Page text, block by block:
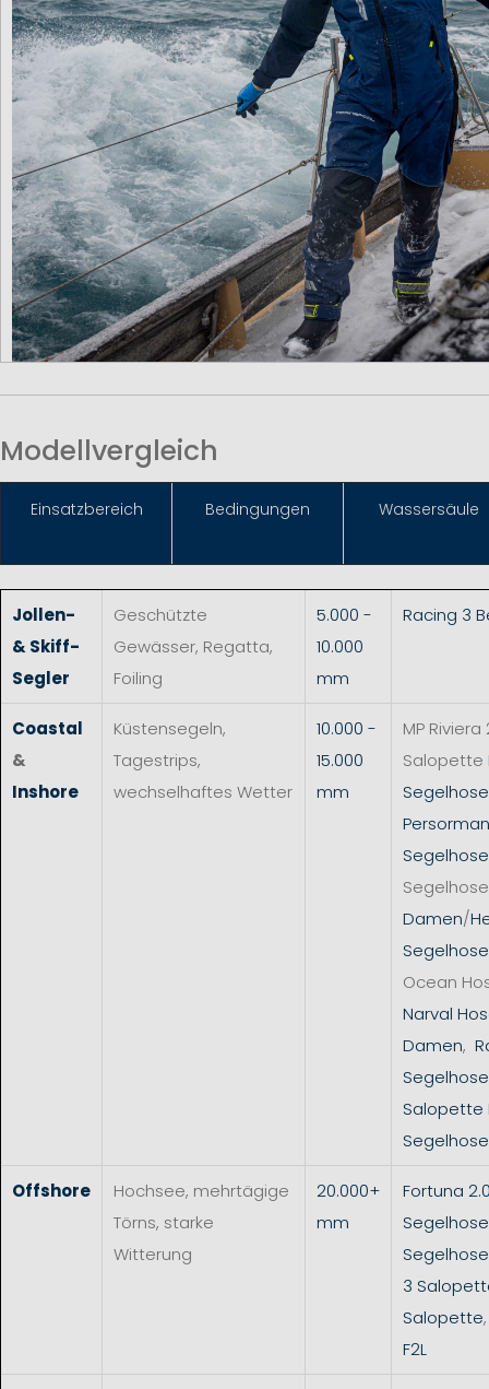
Modellvergleich
Einsatzbereich Bedingungen Wassersäule
Jollen-
& Skiff-
Segler
Geschützte
Gewässer, Regatta,
Foiling
5.000 -
10.000
mm
Racing 3
Coastal
&
Inshore
Küstensegeln,
Tagestrips,
wechselhaftes Wetter
10.000 -
15.000
mm
MP Riviera
Salopette
Segelhose
Damen/
Ocean
Narval
Damen,
Segelhose
Salopette
Segelhose
Offshore
Hochsee, mehrtägige
Törns, starke
Witterung
20.000+
mm
Fortuna
Segelhose
3
Salopette
F2L